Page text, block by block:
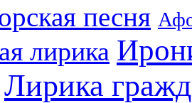
песня
лирика
Лирика